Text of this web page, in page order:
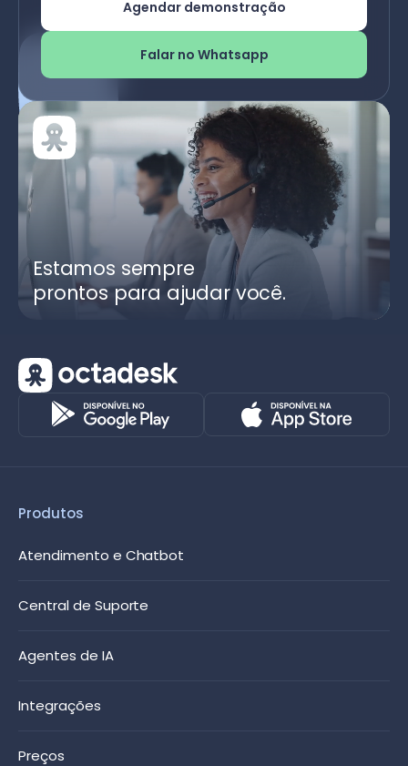
Agendar demonstração
Falar no Whatsapp
Estamos sempre
prontos para ajudar você.
Produtos
Atendimento e Chatbot
Central de Suporte
Agentes de IA
Integrações
Preços